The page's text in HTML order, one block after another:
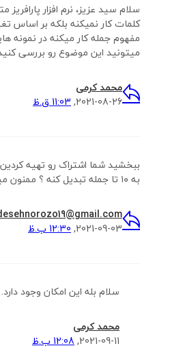
سلام سید عزیز، نرم افزار
کلمات کار نمیکنه بلکه بر اساس
مفهوم جمله کار میکنه در نمونه
میتونید این موضوع رو بررسی
محمد کرمی
2021-08-26, 11:03 ق.ظ
ببخشید شما اشتراک رو تهیه
به ۱۰ تا جمله تبدیل کنه ؟ ممنون میشم حتما جوابمو بدین مچکر
2021-09-03, 12:30 ب.ظ
سلام بله این امکان وجود دارد.
محمد کرمی
2021-09-11, 12:08 ب.ظ